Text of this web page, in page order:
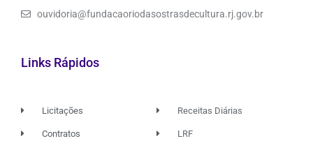
ouvidoria@fundacaoriodasostrasdecultura.rj.gov.br
Links Rápidos
Licitações
Contratos
Receitas Diárias
LRF